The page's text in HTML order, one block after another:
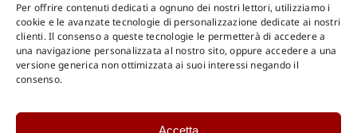
Per offrire contenuti dedicati a ognuno dei nostri lettori, utilizziamo i
cookie e le avanzate tecnologie di personalizzazione dedicate ai nostri
clienti. Il consenso a queste tecnologie le permetterà di accedere a
una navigazione personalizzata al nostro sito, oppure accedere a una
versione generica non ottimizzata ai suoi interessi negando il
consenso.
Accetta
Shop Gangemi Editore-Pagamenti Sicuri e anche Rateali
Catalogo Online